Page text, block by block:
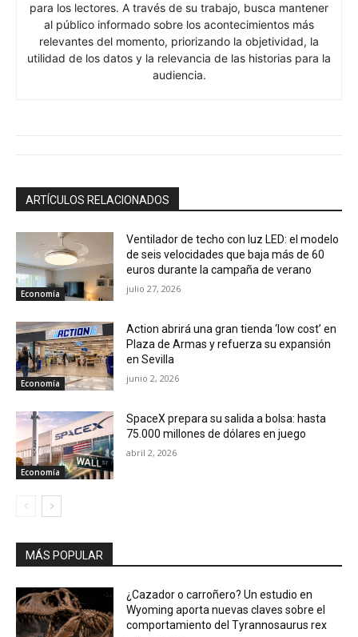
para los lectores. A través de su trabajo, busca mantener
al público informado sobre los acontecimientos más
relevantes del momento, priorizando la objetividad, la
utilidad de los datos y la relevancia de las historias para la
audiencia.
ARTÍCULOS RELACIONADOS
Economía
Ventilador de techo con luz LED: el modelo
de seis velocidades que baja más de 60
euros durante la campaña de verano
julio 27, 2026
Economía
Action abrirá una gran tienda ‘low cost’ en
Plaza de Armas y refuerza su expansión
en Sevilla
junio 2, 2026
Economía
SpaceX prepara su salida a bolsa: hasta
75.000 millones de dólares en juego
abril 2, 2026
MÁS POPULAR
¿Cazador o carroñero? Un estudio en
Wyoming aporta nuevas claves sobre el
comportamiento del Tyrannosaurus rex